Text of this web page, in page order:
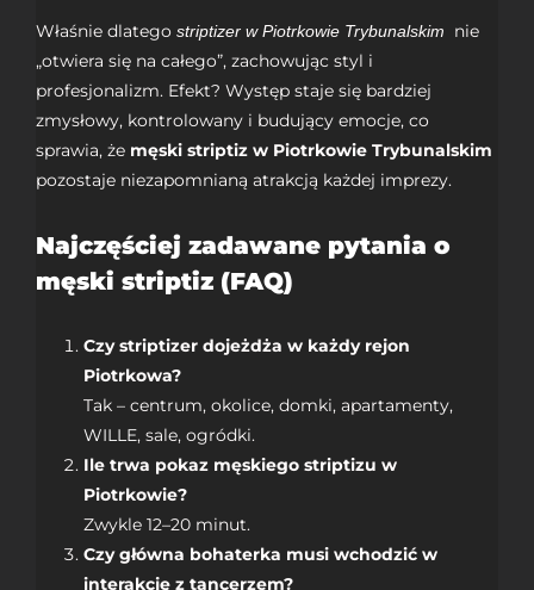
Właśnie dlatego striptizer w Piotrkowie Trybunalskim
nie
„otwiera się na całego”, zachowując styl i
profesjonalizm. Efekt? Występ staje się bardziej
zmysłowy, kontrolowany i budujący emocje, co
sprawia, że męski striptiz w Piotrkowie Trybunalskim
pozostaje niezapomnianą atrakcją każdej imprezy.
Najczęściej zadawane pytania o
męski striptiz (FAQ)
Czy striptizer dojeżdża w każdy rejon
Piotrkowa?
Tak – centrum, okolice, domki, apartamenty,
WILLE, sale, ogródki.
Ile trwa pokaz męskiego striptizu w
Piotrkowie?
Zwykle 12–20 minut.
Czy główna bohaterka musi wchodzić w
interakcję z tancerzem?